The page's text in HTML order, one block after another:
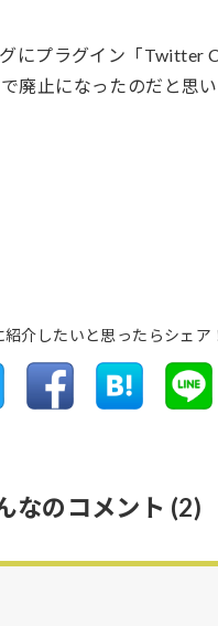
にプラグイン「Twitter
廃止になったのだと思
紹介したいと思ったらシェア
なのコメント (2)